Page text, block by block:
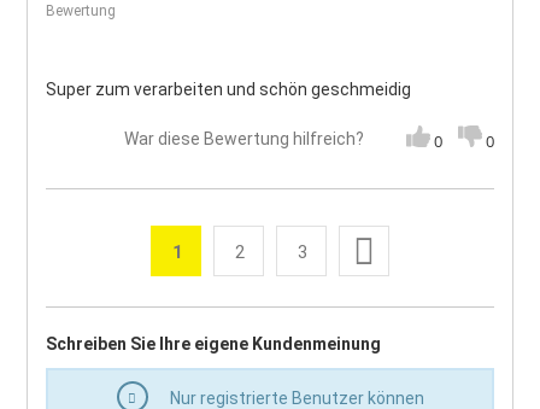
Bewertung
Super zum verarbeiten und schön geschmeidig
War diese Bewertung hilfreich? 0 0
Seite
Sie lesen gerade die Seite
1 Seite
2 Seite
3
Schreiben Sie Ihre eigene Kundenmeinung
Nur registrierte Benutzer können